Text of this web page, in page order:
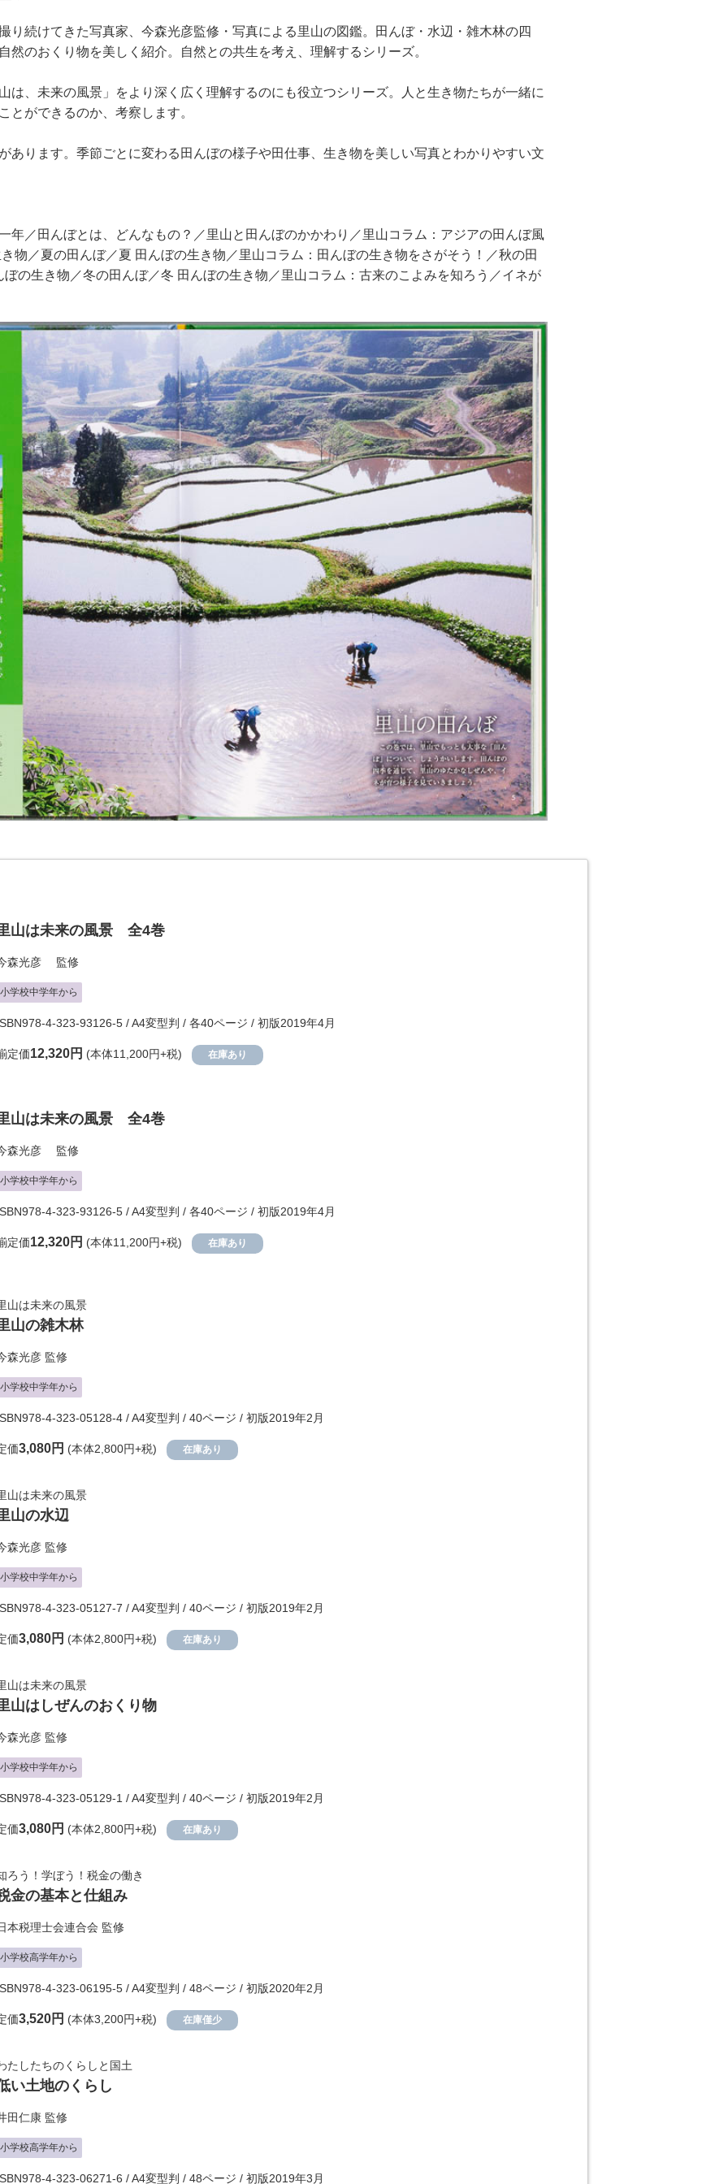
り続けてきた写真家、今森光彦監修・写真による里山の図鑑。田んぼ・水辺・雑木林の四
然のおくり物を美しく紹介。自然との共生を考え、理解するシリーズ。
は、未来の風景」をより深く広く理解するのにも役立つシリーズ。人と生き物たちが一緒に
とができるのか、考察します。
あります。季節ごとに変わる田んぼの様子や田仕事、生き物を美しい写真とわかりやすい文
年／田んぼとは、どんなもの？／里山と田んぼのかかわり／里山コラム：アジアの田んぼ風
物／夏の田んぼ／夏 田んぼの生き物／里山コラム：田んぼの生き物をさがそう！／秋の田
の生き物／冬の田んぼ／冬 田んぼの生き物／里山コラム：古来のこよみを知ろう／イネが
山は未来の風景 全4巻
森光彦 監修
小学校中学年から
4-323-93126-5 / A4変型判 / 各40ページ / 初版2019年4月
定価12,320円 (本体11,200円+税) 在庫あり
山は未来の風景 全4巻
森光彦 監修
小学校中学年から
4-323-93126-5 / A4変型判 / 各40ページ / 初版2019年4月
定価12,320円 (本体11,200円+税) 在庫あり
山は未来の風景
山の雑木林
森光彦 監修
小学校中学年から
4-323-05128-4 / A4変型判 / 40ページ / 初版2019年2月
価3,080円 (本体2,800円+税) 在庫あり
山は未来の風景
山の水辺
森光彦 監修
小学校中学年から
4-323-05127-7 / A4変型判 / 40ページ / 初版2019年2月
価3,080円 (本体2,800円+税) 在庫あり
山は未来の風景
山はしぜんのおくり物
森光彦 監修
小学校中学年から
4-323-05129-1 / A4変型判 / 40ページ / 初版2019年2月
価3,080円 (本体2,800円+税) 在庫あり
ろう！学ぼう！税金の働き
金の基本と仕組み
本税理士会連合会 監修
小学校高学年から
4-323-06195-5 / A4変型判 / 48ページ / 初版2020年2月
価3,520円 (本体3,200円+税) 在庫僅少
たしたちのくらしと国土
い土地のくらし
田仁康 監修
小学校高学年から
4-323-06271-6 / A4変型判 / 48ページ / 初版2019年3月